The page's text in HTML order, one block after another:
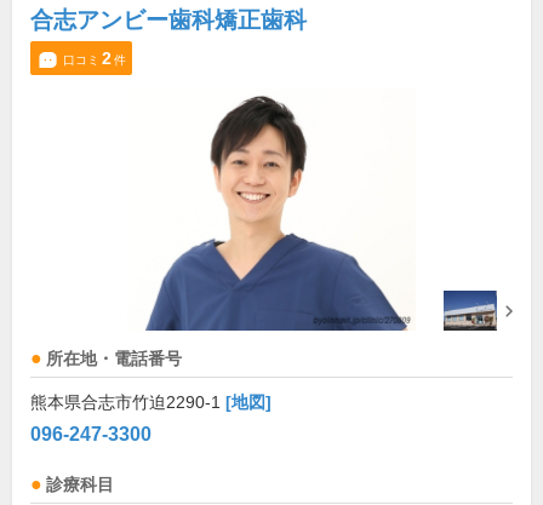
合志アンビー歯科矯正歯科
口コミ 2件
所在地・電話番号
熊本県合志市竹迫2290-1 [地図]
096-247-3300
診療科目